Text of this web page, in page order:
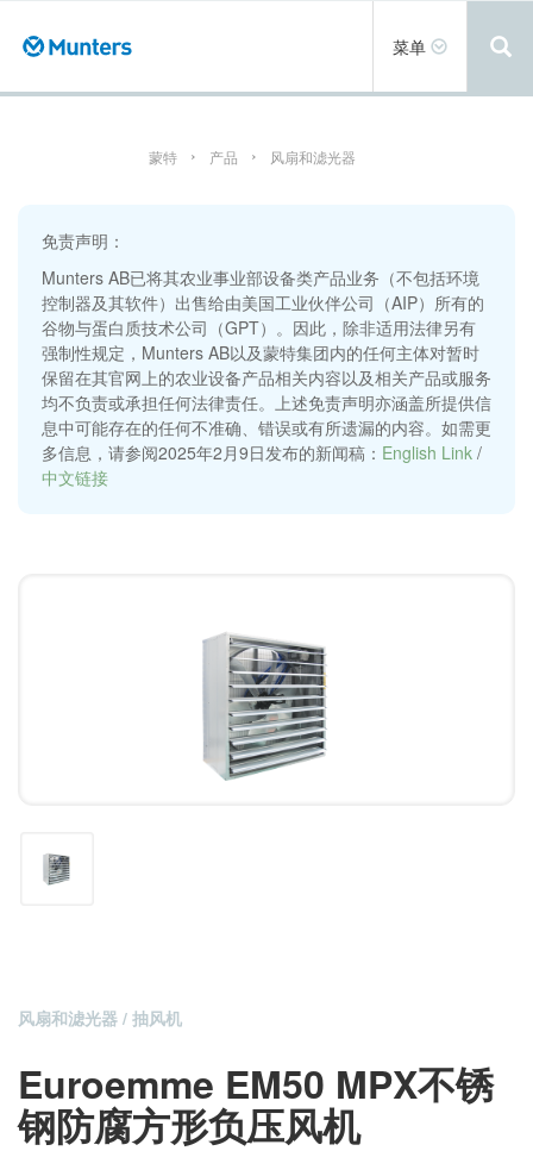
Toggle
菜单
蒙特 产品 风扇和滤光器
免责声明：
Munters AB已将其农业事业部设备类产品业务（不包括环境
控制器及其软件）出售给由美国工业伙伴公司（AIP）所有的
谷物与蛋白质技术公司（GPT）。因此，除非适用法律另有
强制性规定，Munters AB以及蒙特集团内的任何主体对暂时
保留在其官网上的农业设备产品相关内容以及相关产品或服务
均不负责或承担任何法律责任。上述免责声明亦涵盖所提供信
息中可能存在的任何不准确、错误或有所遗漏的内容。如需更
多信息，请参阅2025年2月9日发布的新闻稿： English Link /
中文链接
风扇和滤光器 / 抽风机
Euroemme EM50 MPX不锈
钢防腐方形负压风机